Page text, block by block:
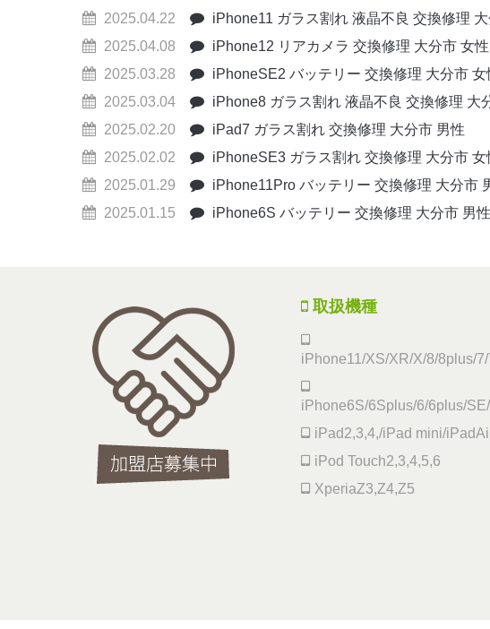
2025.04.22
iPhone11 ガラス割れ 液晶不良 交換修理
2025.04.08
iPhone12 リアカメラ 交換修理 大分市 女性
2025.03.28
iPhoneSE2 バッテリー 交換修理 大分市 女
2025.03.04
iPhone8 ガラス割れ 液晶不良 交換修理 大
2025.02.20
iPad7 ガラス割れ 交換修理 大分市 男性
2025.02.02
iPhoneSE3 ガラス割れ 交換修理 大分市 女
2025.01.29
iPhone11Pro バッテリー 交換修理 大分市
2025.01.15
iPhone6S バッテリー 交換修理 大分市 男性
取扱機種
iPhone11/XS/XR/X/8/8plus/
iPhone6S/6Splus/6/6plus/
iPad2,3,4,/iPad mini/
iPod Touch2,3,4,5,6
XperiaZ3,Z4,Z5